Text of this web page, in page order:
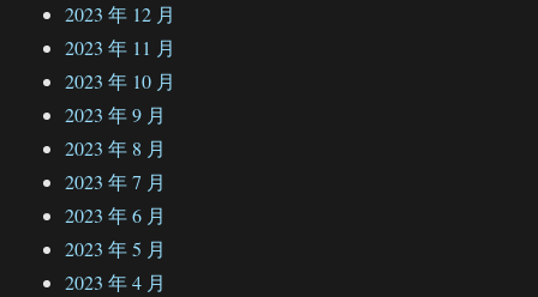
2023 年 12 月
2023 年 11 月
2023 年 10 月
2023 年 9 月
2023 年 8 月
2023 年 7 月
2023 年 6 月
2023 年 5 月
2023 年 4 月